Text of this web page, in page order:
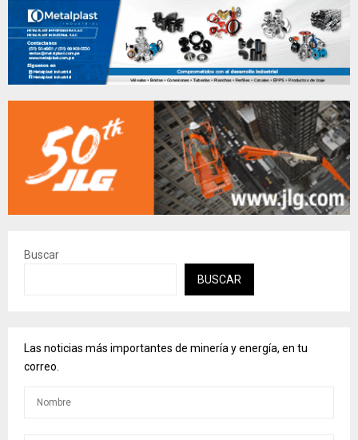
Buscar
BUSCAR
Las noticias más importantes de minería y energía, en tu
correo.